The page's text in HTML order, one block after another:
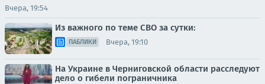
Вчера, 19:54
Из важного по теме СВО за сутки:
ПАБЛИКИ Вчера, 19:10
На Украине в Черниговской области расследуют
дело о гибели пограничника